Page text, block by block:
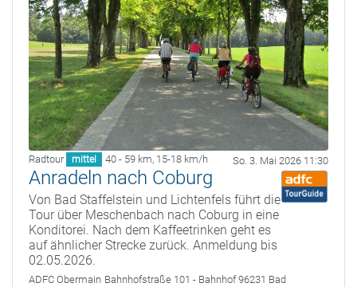
Radtour mittel 40 - 59 km, 15-18 km/h So. 3. Mai 2026 11:30
Anradeln nach Coburg
Von Bad Staffelstein und Lichtenfels führt die
Tour über Meschenbach nach Coburg in eine
Konditorei. Nach dem Kaffeetrinken geht es
auf ähnlicher Strecke zurück. Anmeldung bis
02.05.2026.
ADFC Obermain Bahnhofstraße 101 - Bahnhof 96231 Bad